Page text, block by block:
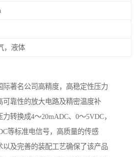
，液体
际著名公司高精度，高稳定性压力
可靠性的放大电路及精密温度补
转换成4～20mADC、0～5VDC，
等标准电信号，高质量的传感
以及完善的装配工艺确保了该产品